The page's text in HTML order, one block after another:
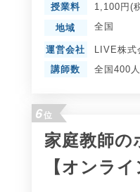
授業料 1,100円(
地域 全国
運営会社
LIVE株式
講師数
全国400
6位
家庭教師の
【オンライ